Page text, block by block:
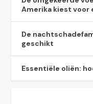
Amerika kiest
De
geschikt
Essentiële oliën: